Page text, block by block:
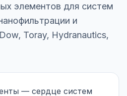
элементов для систем
и
Toray, Hydranautics,
— сердце систем